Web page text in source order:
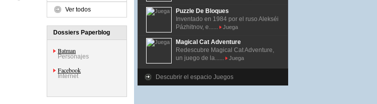
Ver todos
Dossiers Paperblog
Batman
Personajes
Facebook
Internet
Puzzle De Bloques
Inventado en 1984 por el ruso Alekséi
Pázhitnov, e......
Juega
Magical Cat Adventure
Redescubre Magical Cat Adventure,
un juego de la......
Juega
Descubrir el espacio Juegos